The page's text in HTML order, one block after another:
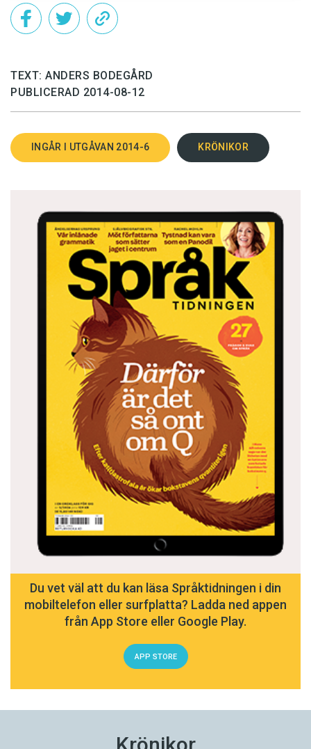
skriva: ’så länge den inte har flugit upp, hägern.’?
Till sist: en berikande möjlighet i svenskan är
łyżwach, ’barn’, eller ’barnen på skridskor’. Vilket
går att minska från tre ord till ett:
föremålet? För att bättre följa poetens
panorering mot något som vill likna en
uppenbarelse.
Hägern
Men sedan ser du isen och en
hopkurad häger, kärnan i
landskapet som du inte behöver
titta på längre. Därför öppnar sig
ögonen vidare mot
den istäckta floden och
skridskobarnen. Och för en stund
kan du tänka dig en underjordisk tråd
mellan det här stället och det första,
så länge hägern står kvar.
Anders Bodegård är översättare från polska och
franska till svenska.
TEXT: ANDERS BODEGÅRD
PUBLICERAD 2014-08-12
INGÅR I UTGÅVAN 2014-6 KRÖNIKOR
Du vet väl att du kan läsa Språktidningen i din
mobiltelefon eller surfplatta? Ladda ned appen
från App Store eller Google Play.
APP STORE